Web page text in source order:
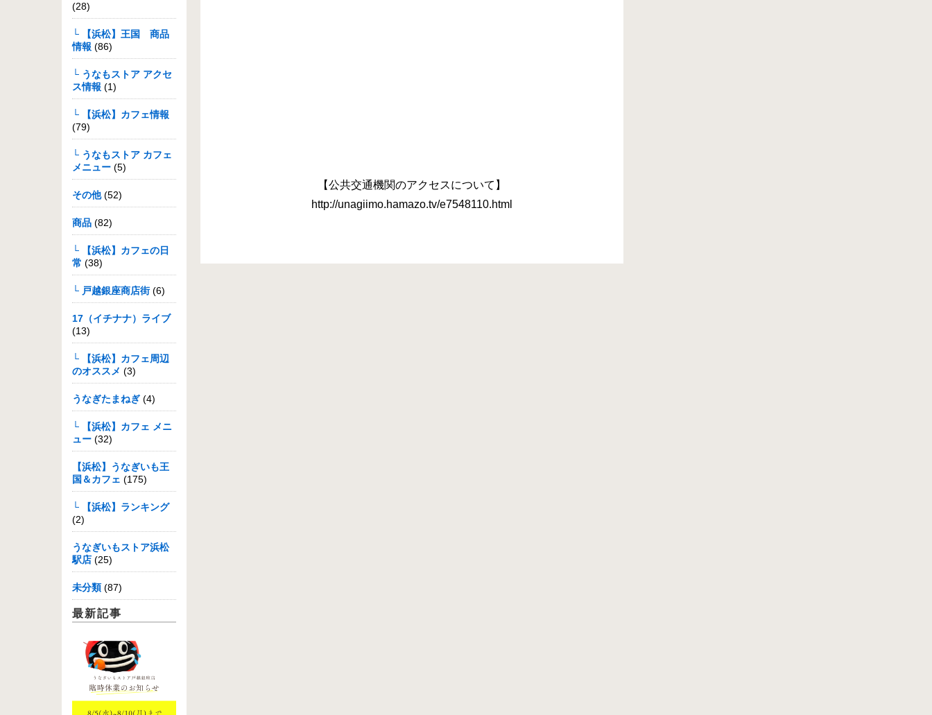
(28)
└ 【浜松】王国 商品
情報 (86)
└ うなもストア アクセ
ス情報 (1)
└ 【浜松】カフェ情報
(79)
└ うなもストア カフェ
メニュー (5)
その他(52)
商品 (82)
└ 【浜松】カフェの日
常 (38)
└ 戸越銀座商店街(6)
17（イチナナ）ライブ
(13)
└ 【浜松】カフェ周辺
のオススメ (3)
うなぎたまねぎ (4)
└ 【浜松】カフェ メニ
ュー (32)
【浜松】うなぎいも王
国＆カフェ (175)
└ 【浜松】ランキング
(2)
うなぎいもストア浜松
駅店 (25)
未分類 (87)
最新記事
【公共交通機関のアクセスについて】
http://unagiimo.hamazo.tv/e7548110.html